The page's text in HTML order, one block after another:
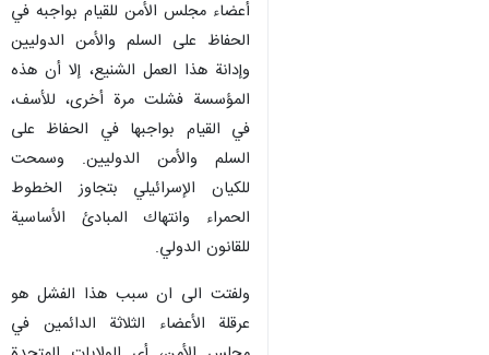
أعضاء مجلس الأمن للقيام بواجبه في
الحفاظ على السلم والأمن الدوليين
وإدانة هذا العمل الشنيع، إلا أن هذه
المؤسسة فشلت مرة أخرى، للأسف،
في القيام بواجبها في الحفاظ على
السلم والأمن الدوليين. وسمحت
للكيان الإسرائيلي بتجاوز الخطوط
الحمراء وانتهاك المبادئ الأساسية
للقانون الدولي.
ولفتت الى ان سبب هذا الفشل هو
عرقلة الأعضاء الثلاثة الدائمين في